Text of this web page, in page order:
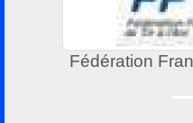
Fédération